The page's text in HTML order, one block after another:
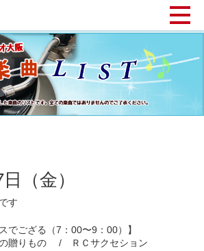
（金）
す
でござる（7：00〜9：00）】
贈りもの / ＲＣサクセション